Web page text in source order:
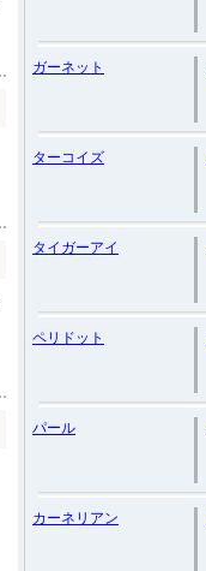
ガーネット
ターコイズ
タイガーアイ
ペリドット
パール
カーネリアン